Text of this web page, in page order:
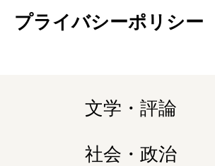
プライバシーポリシー
文学・評論
社会・政治